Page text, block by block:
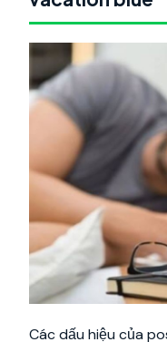
Các dấu hiệu của